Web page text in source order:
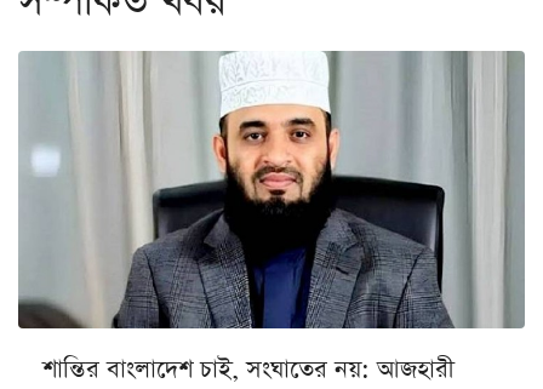
শান্তির বাংলাদেশ চাই, সংঘাতের নয়: আজহারী